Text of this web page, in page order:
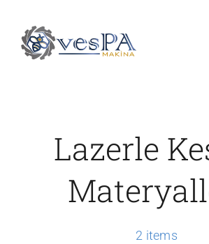
content
ÜrünlerimizLazerle
2 items